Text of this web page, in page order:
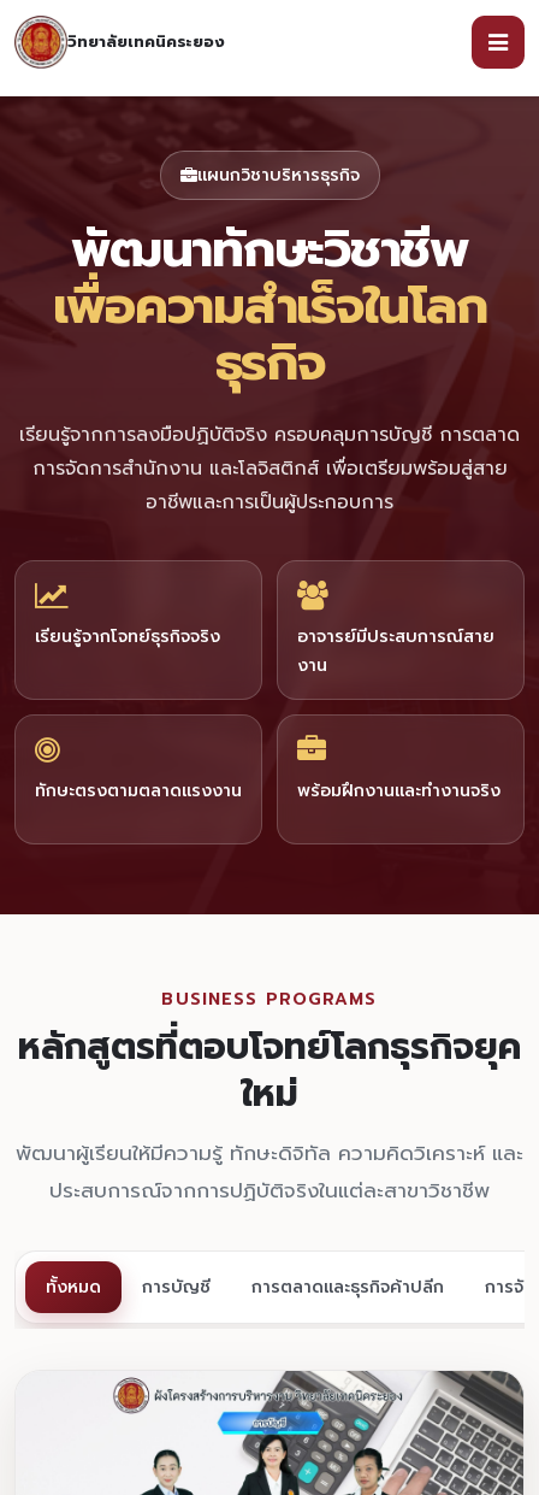
วิทยาลัยเทคนิคระยอง
แผนกวิชาบริหารธุรกิจ
พัฒนาทักษะวิชาชีพ
เพื่อความสำเร็จในโลก
ธุรกิจ
เรียนรู้จากการลงมือปฏิบัติจริง ครอบคลุมการบัญชี การตลาด
การจัดการสำนักงาน และโลจิสติกส์ เพื่อเตรียมพร้อมสู่สาย
อาชีพและการเป็นผู้ประกอบการ
เรียนรู้จากโจทย์ธุรกิจจริง
อาจารย์มีประสบการณ์สาย
งาน
ทักษะตรงตามตลาดแรงงาน พร้อมฝึกงานและทำงานจริง
BUSINESS PROGRAMS
หลักสูตรที่ตอบโจทย์โลกธุรกิจยุค
ใหม่
พัฒนาผู้เรียนให้มีความรู้ ทักษะดิจิทัล ความคิดวิเคราะห์ และ
ประสบการณ์จากการปฏิบัติจริงในแต่ละสาขาวิชาชีพ
ทั้งหมด การบัญชี การตลาดและธุรกิจค้าปลีก การจั